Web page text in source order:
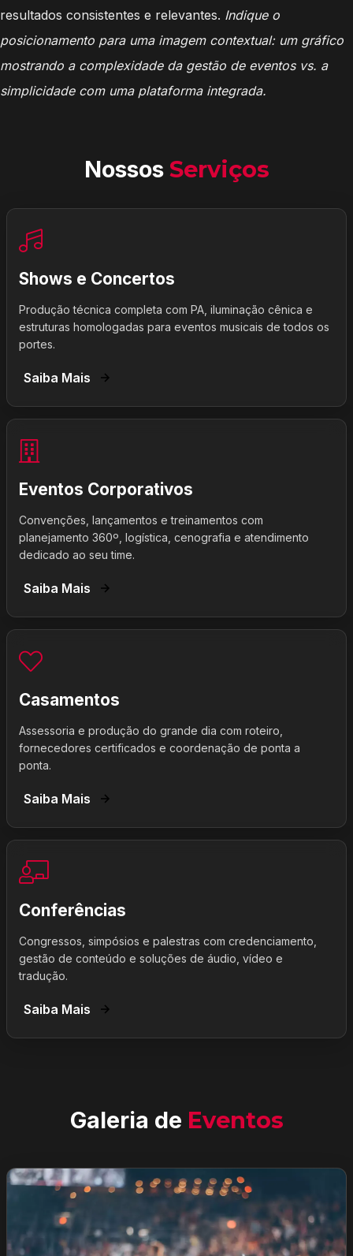
resultados consistentes e relevantes. Indique o
posicionamento para uma imagem contextual: um gráfico
mostrando a complexidade da gestão de eventos vs. a
simplicidade com uma plataforma integrada.
Nossos Serviços
Shows e Concertos
Produção técnica completa com PA, iluminação cênica e
estruturas homologadas para eventos musicais de todos os
portes.
Saiba Mais
Eventos Corporativos
Convenções, lançamentos e treinamentos com
planejamento 360º, logística, cenografia e atendimento
dedicado ao seu time.
Saiba Mais
Casamentos
Assessoria e produção do grande dia com roteiro,
fornecedores certificados e coordenação de ponta a
ponta.
Saiba Mais
Conferências
Congressos, simpósios e palestras com credenciamento,
gestão de conteúdo e soluções de áudio, vídeo e
tradução.
Saiba Mais
Galeria de Eventos